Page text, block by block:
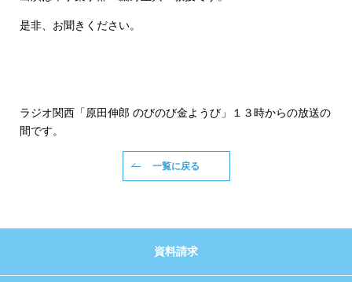
是非、お聞きください。
ラジオ関西「原田伸郎 のびのび金ようび」１３時からの放送の
間です。
一覧に戻る
資料請求